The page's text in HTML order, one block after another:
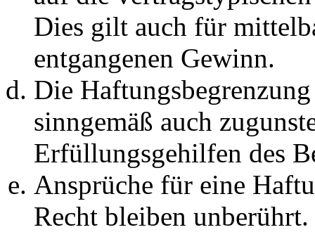
Dies gilt auch für
entgangenen Gewinn.
Die
sinngemäß auch
Erfüllungsgehilfen des
Ansprüche für eine
Recht bleiben unberührt.